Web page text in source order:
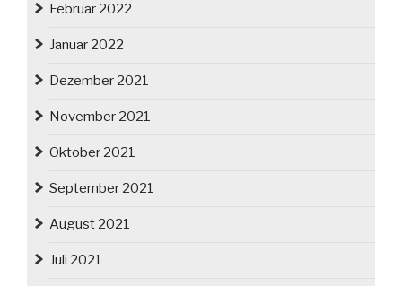
Februar 2022
Januar 2022
Dezember 2021
November 2021
Oktober 2021
September 2021
August 2021
Juli 2021